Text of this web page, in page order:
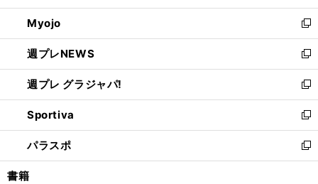
開
く
ウ
で
開
く
ン
ド
ウ
で
開
く
ウ
ィ
ン
ド
ウ
で
開
く
Myojo
新
し
い
ウ
ィ
ン
ド
ウ
で
開
週プレNEWS
新
し
い
ウ
ィ
ン
ド
ウ
週プレ グラジャパ!
新
し
い
ウ
ィ
ン
Sportiva
新
し
い
ウ
パラスポ
新
し
書籍